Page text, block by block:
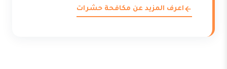
اعرف المزيد عن مكافحة حشرات